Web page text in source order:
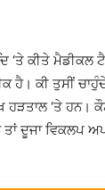
‘ਤੇ ਕੀਤੇ ਮੈਡੀਕਲ
ਹੈ। ਕੀ ਤੁਸੀਂ
‘ਤੇ ਹਨ।
ਦੂਜਾ ਵਿਕਲਪ